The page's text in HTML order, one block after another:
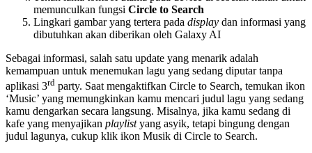
memunculkan fungsi Circle to Search
Lingkari gambar yang tertera pada display dan informasi yang
dibutuhkan akan diberikan oleh Galaxy AI
Sebagai informasi, salah satu update yang menarik adalah
kemampuan untuk menemukan lagu yang sedang diputar tanpa
aplikasi 3rd party. Saat mengaktifkan Circle to Search, temukan ikon
‘Music’ yang memungkinkan kamu mencari judul lagu yang sedang
kamu dengarkan secara langsung. Misalnya, jika kamu sedang di
kafe yang menyajikan playlistyang asyik, tetapi bingung dengan
judul lagunya, cukup klik ikon Musik di Circle to Search.